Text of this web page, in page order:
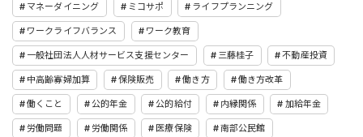
マネーダイニング ミコサポ ライフプランニング
ワークライフバランス ワーク教育
一般社団法人人材サービス支援センター 三藤桂子 不動産投資
中高齢寡婦加算 保険販売 働き方 働き方改革
働くこと 公的年金 公的給付 内縁関係 加給年金
労働問題 労働関係 医療保険 南部公民館